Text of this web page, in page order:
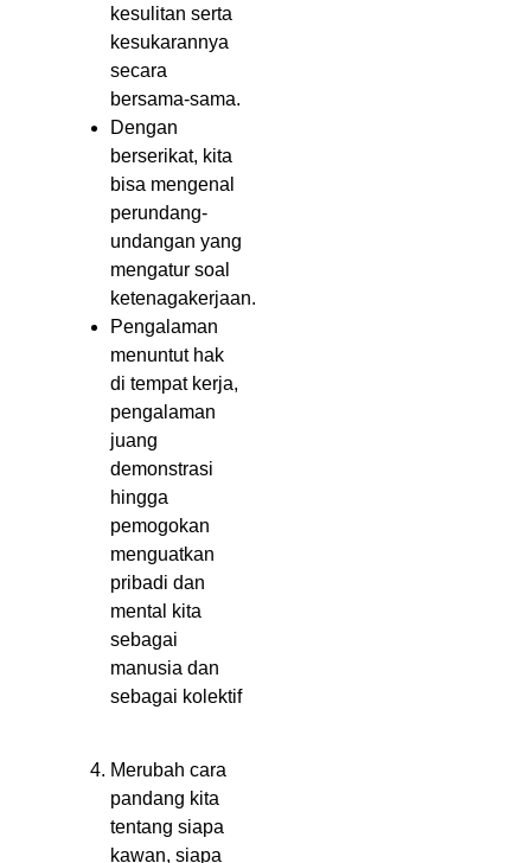
kesulitan serta
kesukarannya
secara
bersama-sama.
Dengan
berserikat, kita
bisa mengenal
perundang-
undangan yang
mengatur soal
ketenagakerjaan.
Pengalaman
menuntut hak
di tempat kerja,
pengalaman
juang
demonstrasi
hingga
pemogokan
menguatkan
pribadi dan
mental kita
sebagai
manusia dan
sebagai kolektif
Merubah cara
pandang kita
tentang siapa
kawan, siapa